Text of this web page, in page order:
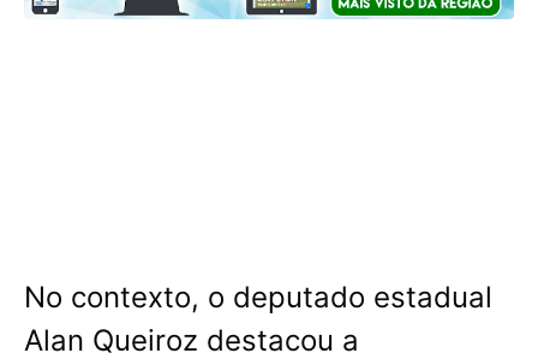
No contexto, o deputado estadual
Alan Queiroz destacou a